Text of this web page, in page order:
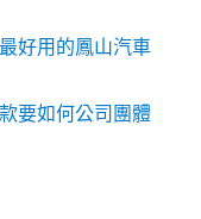
好用的鳳山汽車
要如何公司團體